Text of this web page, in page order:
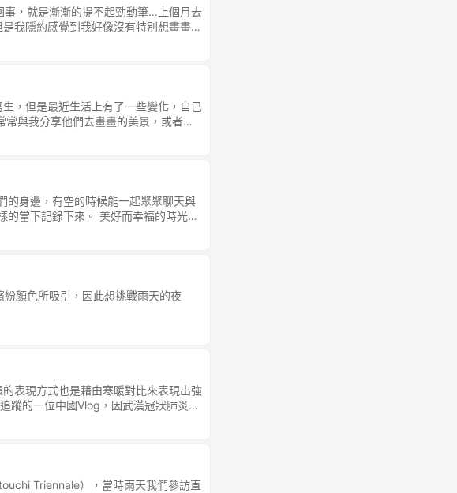
事，就是漸漸的提不起勁動筆…上個月去
我隱約感覺到我好像沒有特別想畫畫
的景色給畫下來，那就是一種體驗當
怎樣才能讓作品畫面更好看或是有更
有這樣的變化，曾經很篤定水彩會陪
只是覺得這樣的時刻似乎變少了。 這
天畫畫。 心裡一直想捕捉那個氛圍，
的拿手絕活，喜歡水彩的同好真的都
爾回味，卻有一種溫馨感。 畢竟這就
，但是最近生活上有了一些變化，自己
與我分享他們去畫畫的美景，或者視
從以前就是喜歡畫畫插圖的個性…所
的身邊，有空的時候能一起聚聚聊天與
當下記錄下來。 美好而幸福的時光。
把它放回自己的部落格上。 對於這張
顏色所吸引，因此想挑戰雨天的夜
表現方式也是藉由寒暖對比來表現出強
蹤的一位中國Vlog，因武漢冠狀肺炎的
影，並順便介紹一下老家附近的老北
工，人煙才會如此稀少，天空也才可以
平常是很難看到這種光景啊。…聽他這
，求變，求多，求快，求…… 一次又一
Triennale），當時雨天我們參訪直